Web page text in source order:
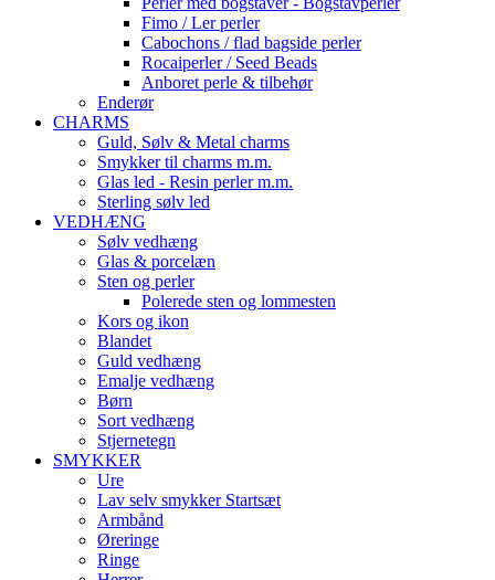
Fimo / Ler perler
Cabochons / flad bagside perler
Rocaiperler / Seed Beads
Anboret perle & tilbehør
Enderør
CHARMS
Guld, Sølv & Metal charms
Smykker til charms m.m.
Glas led - Resin perler m.m.
Sterling sølv led
VEDHÆNG
Sølv vedhæng
Glas & porcelæn
Sten og perler
Polerede sten og lommesten
Kors og ikon
Blandet
Guld vedhæng
Emalje vedhæng
Børn
Sort vedhæng
Stjernetegn
SMYKKER
Ure
Lav selv smykker Startsæt
Armbånd
Øreringe
Ringe